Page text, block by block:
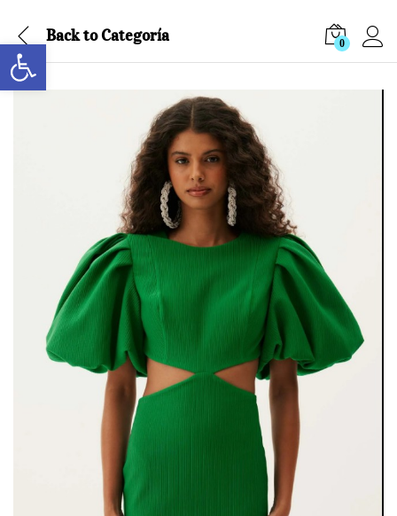
Abrir barra de herramientas Back toCategoría 0